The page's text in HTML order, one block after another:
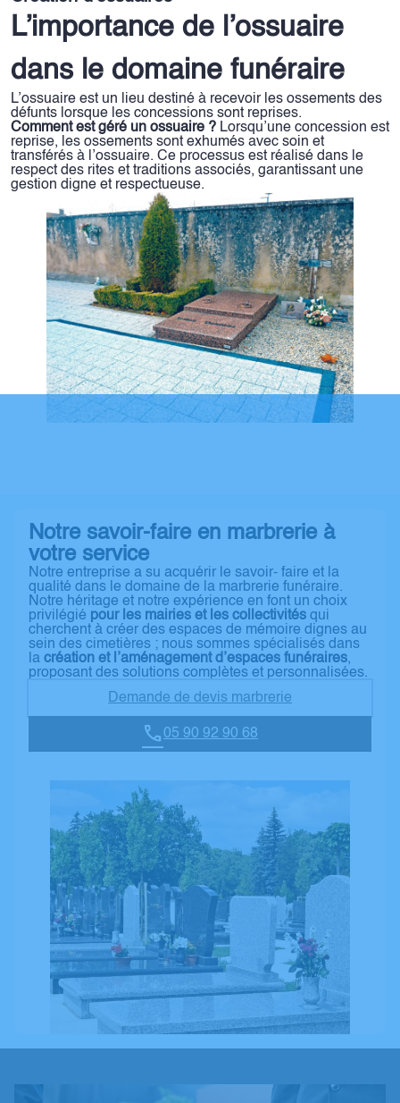
L’importance de l’ossuaire
dans le domaine funéraire
L’ossuaire est un lieu destiné à recevoir les ossements des
défunts lorsque les concessions sont reprises.
Comment est géré un ossuaire ? Lorsqu’une concession est
reprise, les ossements sont exhumés avec soin et
transférés à l’ossuaire. Ce processus est réalisé dans le
respect des rites et traditions associés, garantissant une
gestion digne et respectueuse.
Notre savoir-faire en marbrerie à
votre service
Notre entreprise a su acquérir le savoir- faire et la
qualité dans le domaine de la marbrerie funéraire.
Notre héritage et notre expérience en font un choix
privilégié pour les mairies et les collectivités qui
cherchent à créer des espaces de mémoire dignes au
sein des cimetières ; nous sommes spécialisés dans
la création et l’aménagement d’espaces funéraires,
proposant des solutions complètes et personnalisées.
Demande de devis marbrerie
05 90 92 90 68